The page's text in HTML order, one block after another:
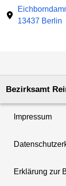
13437 Berlin
Bezirksamt
Impressum
Erklärung zur